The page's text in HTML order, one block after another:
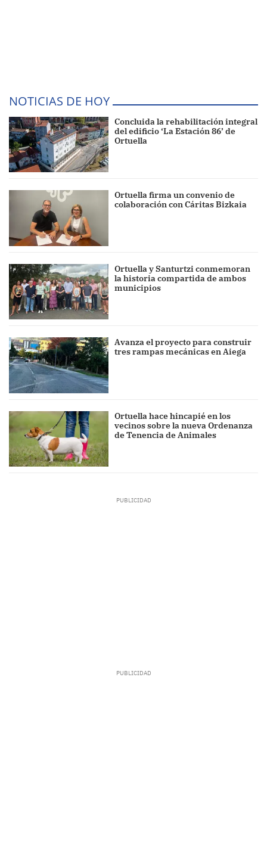
NOTICIAS DE HOY
Concluida la rehabilitación integral
del edificio ‘La Estación 86’ de
Ortuella
Ortuella firma un convenio de
colaboración con Cáritas Bizkaia
Ortuella y Santurtzi conmemoran
la historia compartida de ambos
municipios
Avanza el proyecto para construir
tres rampas mecánicas en Aiega
Ortuella hace hincapié en los
vecinos sobre la nueva Ordenanza
de Tenencia de Animales